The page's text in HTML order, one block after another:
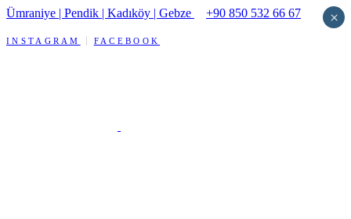
Ümraniye | Pendik | Kadıköy | Gebze +90 850 532 66 67
INSTAGRAM FACEBOOK
×